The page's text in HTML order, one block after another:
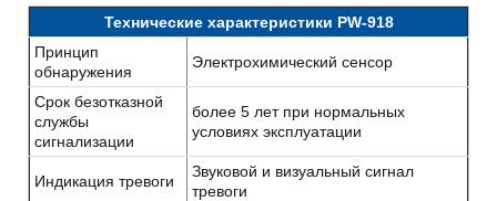
Технические характеристики PW-918
Принцип
обнаружения
Электрохимический сенсор
Срок безотказной
службы
сигнализации
более 5 лет при нормальных
условиях эксплуатации
Индикация тревоги
Звуковой и визуальный сигнал
тревоги